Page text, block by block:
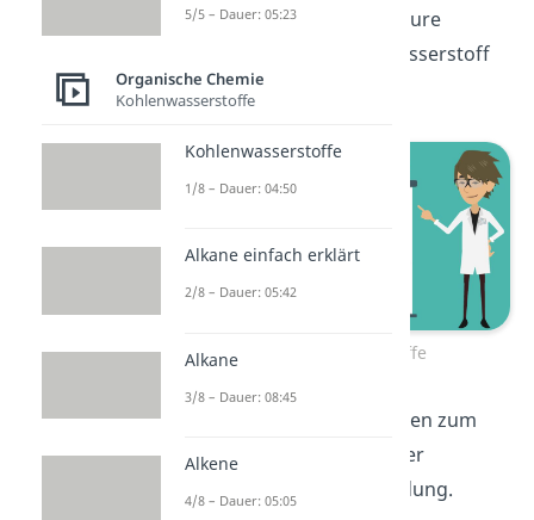
HCl genannt, oder Flusssäure
beziehungsweise Fluorwasserstoff
HF.
Halogenwasserstoffe
Halogenwasserstoffe finden zum
Beispiel als Kältemittel oder
Feuerlöschmittel Verwendung.
5/5 – Dauer: 05:23
Organische Chemie
Kohlenwasserstoffe
Kohlenwasserstoffe
1/8 – Dauer: 04:50
Alkane einfach erklärt
2/8 – Dauer: 05:42
Alkane
3/8 – Dauer: 08:45
Alkene
4/8 – Dauer: 05:05